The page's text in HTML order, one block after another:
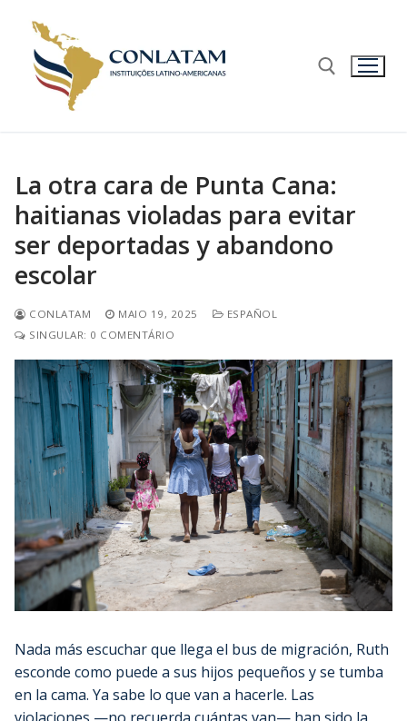
La otra cara de Punta Cana:
haitianas violadas para evitar
ser deportadas y abandono
escolar
CONLATAM MAIO 19, 2025
ESPAÑOL
SINGULAR: 0 COMENTÁRIO
Nada más escuchar que llega el bus de migración, Ruth
esconde como puede a sus hijos pequeños y se tumba
en la cama. Ya sabe lo que van a hacerle. Las